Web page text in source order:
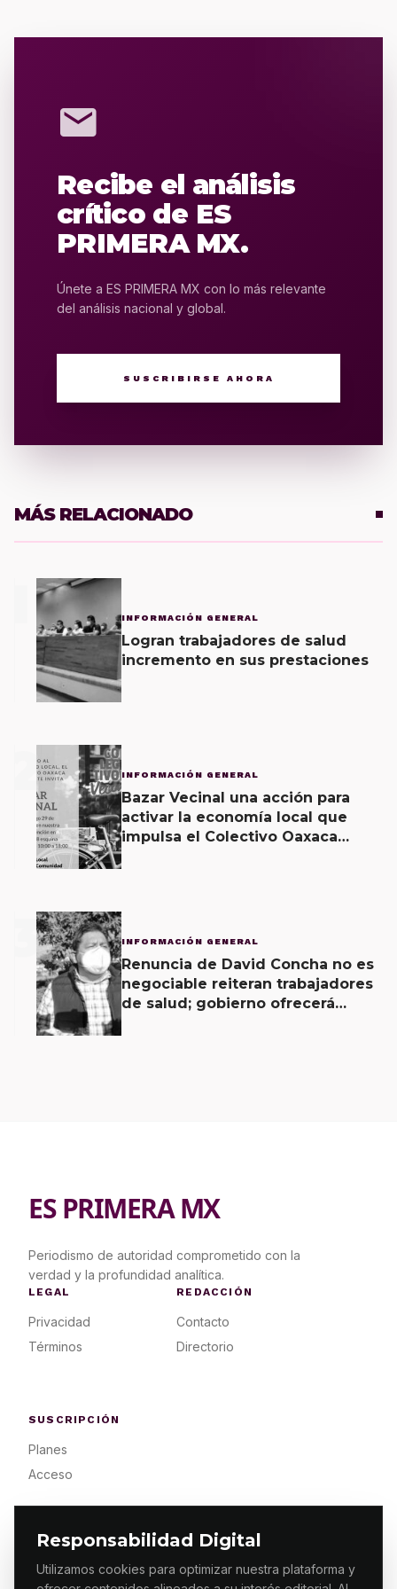
Responsabilidad Digital
Utilizamos cookies para optimizar nuestra plataforma y
mail
Recibe el análisis
crítico de ES
PRIMERA MX.
Únete a ES PRIMERA MX con lo más relevante
del análisis nacional y global.
SUSCRIBIRSE AHORA
MÁS RELACIONADO
INFORMACIÓN GENERAL
Logran trabajadores de salud
incremento en sus prestaciones
2 INFORMACIÓN GENERAL
Bazar Vecinal una acción para
activar la economía local que
impulsa el Colectivo Oaxaca
3 INFORMACIÓN GENERAL
Renuncia de David Concha no es
negociable reiteran trabajadores
de salud; gobierno ofrecerá
ES PRIMERA MX
Periodismo de autoridad comprometido con la
verdad y la profundidad analítica.
LEGAL
Privacidad
Términos
REDACCIÓN
Contacto
Directorio
SUSCRIPCIÓN
Planes
Acceso